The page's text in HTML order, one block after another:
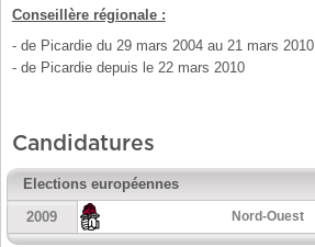
Conseillère régionale :
- de Picardie du 29 mars 2004 au 21 mars 2010
- de Picardie depuis le 22 mars 2010
Candidatures
Elections européennes
2009
Nord-Ouest